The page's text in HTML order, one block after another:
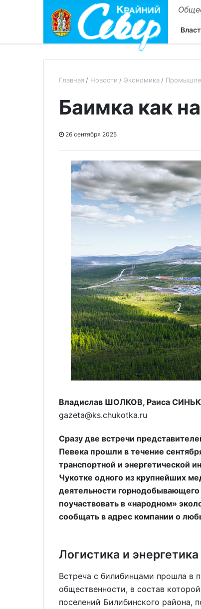
Главная Новости Экономика
Баимка как
26 сентября 2025
Владислав ШОЛКОВ, Раиса
gazeta@ks.chukotka.ru
Сразу две встречи
Певека прошли в течение
транспортной и энергетической
Чукотке одного из крупнейших
деятельности
поучаствовать в «народном»
сообщать в адрес компании о
Логистика и энергетика
Встреча с билибинцами прошла в
общественности, в состав
поселений Билибинского района,